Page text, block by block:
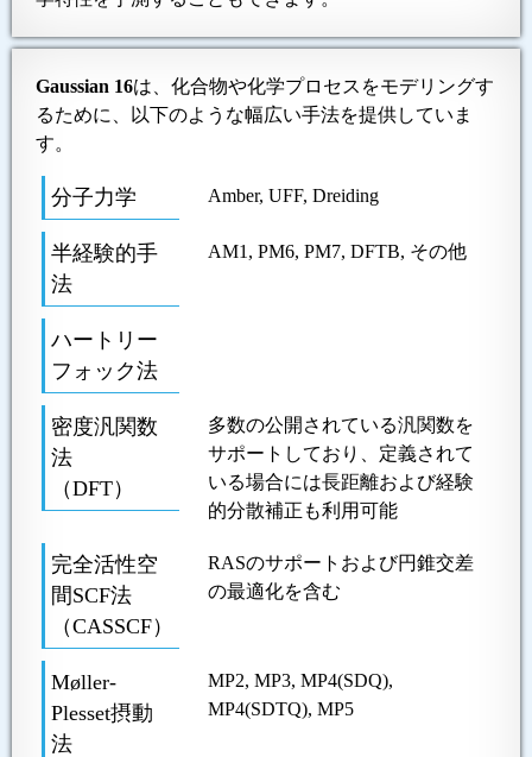
Gaussian 16は、化合物や化学プロセスをモデリングす
るために、以下のような幅広い手法を提供していま
す。
分子力学 Amber, UFF, Dreiding
半経験的手
法
AM1, PM6, PM7, DFTB, その他
ハートリー
フォック法
密度汎関数
法
（DFT）
多数の公開されている汎関数を
サポートしており、定義されて
いる場合には長距離および経験
的分散補正も利用可能
完全活性空
間SCF法
（CASSCF）
RASのサポートおよび円錐交差
の最適化を含む
Møller-
Plesset摂動
法
MP2, MP3, MP4(SDQ),
MP4(SDTQ), MP5